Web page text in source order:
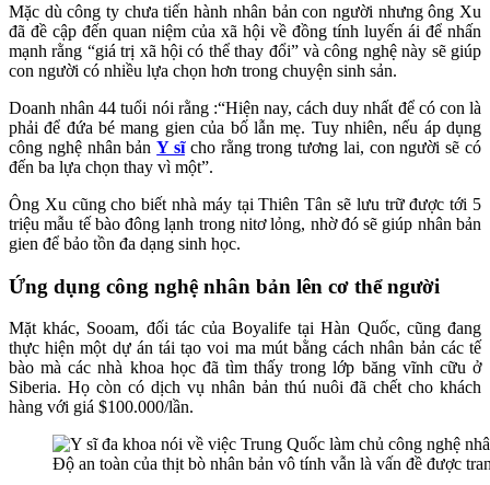
Mặc dù công ty chưa tiến hành nhân bản con người nhưng ông Xu
đã đề cập đến quan niệm của xã hội về đồng tính luyến ái để nhấn
mạnh rằng “giá trị xã hội có thể thay đổi” và công nghệ này sẽ giúp
con người có nhiều lựa chọn hơn trong chuyện sinh sản.
Doanh nhân 44 tuổi nói rằng :“Hiện nay, cách duy nhất để có con là
phải để đứa bé mang gien của bố lẫn mẹ. Tuy nhiên, nếu áp dụng
công nghệ nhân bảnY sĩcho rằng trong tương lai, con người sẽ có
đến ba lựa chọn thay vì một”.
Ông Xu cũng cho biết nhà máy tại Thiên Tân sẽ lưu trữ được tới 5
triệu mẫu tế bào đông lạnh trong nitơ lỏng, nhờ đó sẽ giúp nhân bản
gien để bảo tồn đa dạng sinh học.
Ứng dụng công nghệ nhân bản lên cơ thể người
Mặt khác, Sooam, đối tác của Boyalife tại Hàn Quốc, cũng đang
thực hiện một dự án tái tạo voi ma mút bằng cách nhân bản các tế
bào mà các nhà khoa học đã tìm thấy trong lớp băng vĩnh cữu ở
Siberia. Họ còn có dịch vụ nhân bản thú nuôi đã chết cho khách
hàng với giá $100.000/lần.
Độ an toàn của thịt bò nhân bản vô tính vẫn là vấn đề được